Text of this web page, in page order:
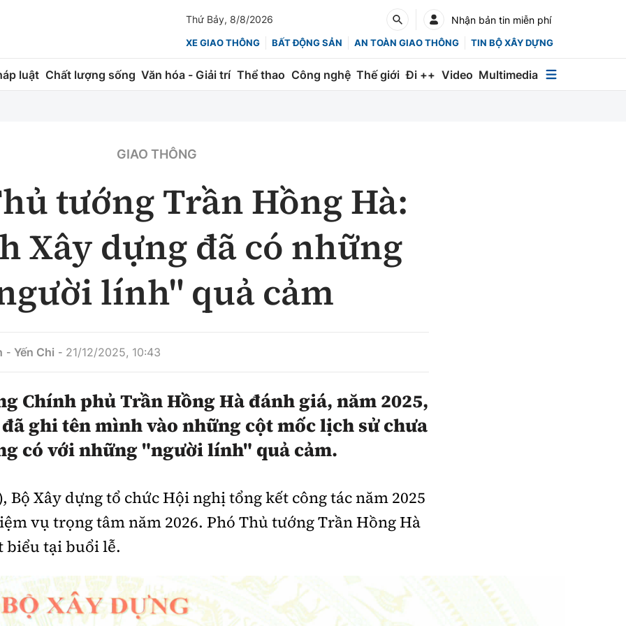
Thứ Bảy, 8/8/2026 Nhận bản tin miễn phí
XE GIAO THÔNG BẤT ĐỘNG SẢN AN TOÀN GIAO THÔNG TIN BỘ XÂY DỰNG
luật Chất lượng sống Văn hóa - Giải trí Thể thao Công nghệ Thế giới Đi ++ Video Multimedia
lượng
Hàng không
Đường sắt
Đường sắt tốc độ cao
Đăng kiểm
Đường sắt đô thị
Nhà thầu
Mời thầu - Đấu thầu
xem thêm
Chứng khoán
Bảo hiểm
thông
Thể thao
Bóng đá
Công nghệ
Công nghệ mới
GIAO THÔNG
tướng Trần Hồng Hà:
Xây dựng đã có những
lính" quả cảm
- Yến Chi - 21/12/2025, 10:43
Chính phủ Trần Hồng Hà đánh giá, năm 2025,
ghi tên mình vào những cột mốc lịch sử chưa
có với những "người lính" quả cảm.
Bộ Xây dựng tổ chức Hội nghị tổng kết công tác năm 2025
vụ trọng tâm năm 2026. Phó Thủ tướng Trần Hồng Hà
biểu tại buổi lễ.